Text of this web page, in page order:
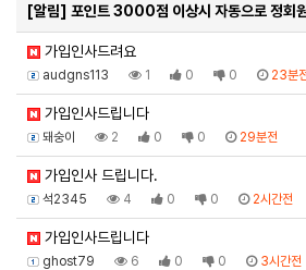
[알림] 포인트 3000점 이상시 자동으로 정회
가입인사드려요
audgns113 1 0 0 23분
가입인사드립니다
돼숭이 2 0 0 29분전
가입인사 드립니다.
석2345 4 0 0 2시간전
가입인사드립니다
ghost79 6 0 0 3시간전